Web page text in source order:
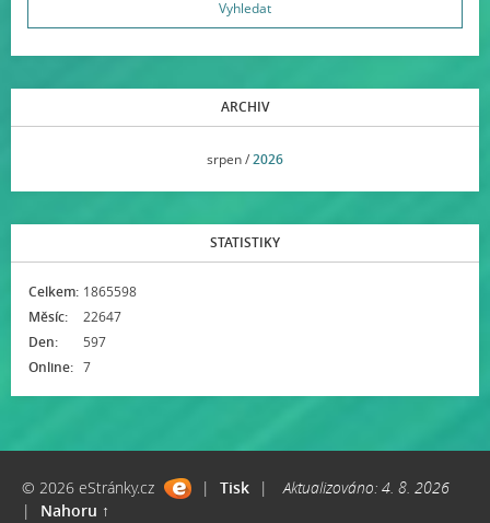
ARCHIV
srpen /2026
STATISTIKY
Online: 7
Celkem: 1865598
Měsíc:
22647
Den:
597
© 2026 eStránky.cz | Tisk |
Aktualizováno: 4. 8. 2026
|
Nahoru ↑